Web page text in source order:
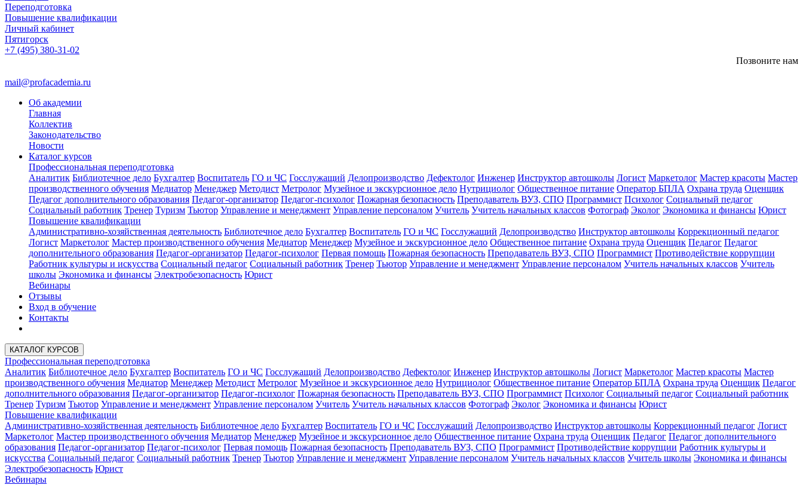
Переподготовка
Повышение квалификации
Личный кабинет
Пятигорск
+7 (495) 380-31-02
Позвоните нам
mail@profacademia.ru
Об академии
Главная
Коллектив
Законодательство
Новости
Каталог курсов
Профессиональная переподготовка
Аналитик Библиотечное дело Бухгалтер Воспитатель ГО и ЧС Госслужащий Делопроизводство Дефектолог Инженер Инструктор автошколы Логист Маркетолог Мастер красоты Мастер
производственного обучения Медиатор Менеджер Методист Метролог Музейное и экскурсионное дело Нутрициолог Общественное питание Оператор БПЛА Охрана труда Оценщик
Педагог дополнительного образования Педагог-организатор Педагог-психолог Пожарная безопасность Преподаватель ВУЗ, СПО Программист Психолог Социальный педагог
Социальный работник Тренер Туризм Тьютор Управление и менеджмент Управление персоналом Учитель Учитель начальных классов Фотограф Эколог Экономика и финансы Юрист
Повышение квалификации
Административно-хозяйственная деятельность Библиотечное дело Бухгалтер Воспитатель ГО и ЧС Госслужащий Делопроизводство Инструктор автошколы Коррекционный педагог
Логист Маркетолог Мастер производственного обучения Медиатор Менеджер Музейное и экскурсионное дело Общественное питание Охрана труда Оценщик Педагог Педагог
дополнительного образования Педагог-организатор Педагог-психолог Первая помощь Пожарная безопасность Преподаватель ВУЗ, СПО Программист Противодействие коррупции
Работник культуры и искусства Социальный педагог Социальный работник Тренер Тьютор Управление и менеджмент Управление персоналом Учитель начальных классов Учитель
школы Экономика и финансы Электробезопасность Юрист
Вебинары
Отзывы
Вход в обучение
Контакты
КАТАЛОГ КУРСОВ
Профессиональная переподготовка
Аналитик Библиотечное дело Бухгалтер Воспитатель ГО и ЧС Госслужащий Делопроизводство Дефектолог Инженер Инструктор автошколы Логист Маркетолог Мастер красоты Мастер
производственного обучения Медиатор Менеджер Методист Метролог Музейное и экскурсионное дело Нутрициолог Общественное питание Оператор БПЛА Охрана труда Оценщик Педагог
дополнительного образования Педагог-организатор Педагог-психолог Пожарная безопасность Преподаватель ВУЗ, СПО Программист Психолог Социальный педагог Социальный работник
Тренер Туризм Тьютор Управление и менеджмент Управление персоналом Учитель Учитель начальных классов Фотограф Эколог Экономика и финансы Юрист
Повышение квалификации
Административно-хозяйственная деятельность Библиотечное дело Бухгалтер Воспитатель ГО и ЧС Госслужащий Делопроизводство Инструктор автошколы Коррекционный педагог Логист
Маркетолог Мастер производственного обучения Медиатор Менеджер Музейное и экскурсионное дело Общественное питание Охрана труда Оценщик Педагог Педагог дополнительного
образования Педагог-организатор Педагог-психолог Первая помощь Пожарная безопасность Преподаватель ВУЗ, СПО Программист Противодействие коррупции Работник культуры и
искусства Социальный педагог Социальный работник Тренер Тьютор Управление и менеджмент Управление персоналом Учитель начальных классов Учитель школы Экономика и финансы
Электробезопасность Юрист
Вебинары